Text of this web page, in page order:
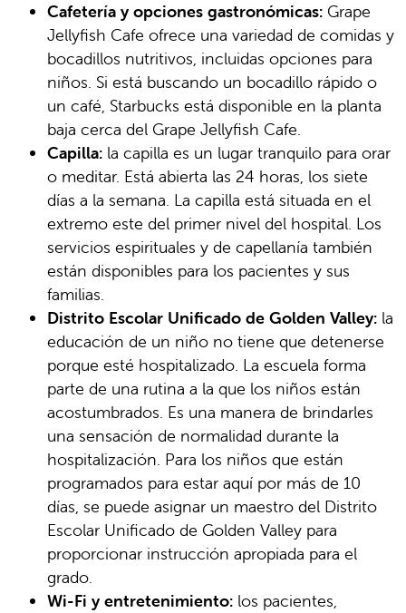
Cafetería y opciones gastronómicas: Grape
Jellyfish Cafe ofrece una variedad de comidas y
bocadillos nutritivos, incluidas opciones para
niños. Si está buscando un bocadillo rápido o
un café, Starbucks está disponible en la planta
baja cerca del Grape Jellyfish Cafe.
Capilla: la capilla es un lugar tranquilo para orar
o meditar. Está abierta las 24 horas, los siete
días a la semana. La capilla está situada en el
extremo este del primer nivel del hospital. Los
servicios espirituales y de capellanía también
están disponibles para los pacientes y sus
familias.
Distrito Escolar Unificado de Golden Valley: la
educación de un niño no tiene que detenerse
porque esté hospitalizado. La escuela forma
parte de una rutina a la que los niños están
acostumbrados. Es una manera de brindarles
una sensación de normalidad durante la
hospitalización. Para los niños que están
programados para estar aquí por más de 10
días, se puede asignar un maestro del Distrito
Escolar Unificado de Golden Valley para
proporcionar instrucción apropiada para el
grado.
Wi-Fi y entretenimiento: los pacientes,